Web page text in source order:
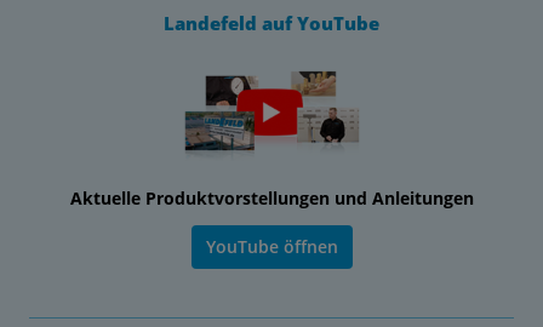
Landefeld auf YouTube
Aktuelle Produktvorstellungen und Anleitungen
YouTube öffnen